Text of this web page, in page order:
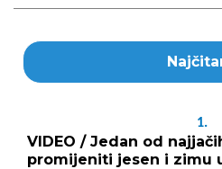
1.
VIDEO / Jedan od
promijeniti jesen i zimu